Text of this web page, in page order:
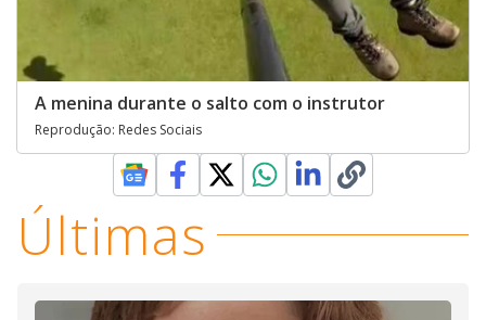
A menina durante o salto com o instrutor
Reprodução: Redes Sociais
Últimas